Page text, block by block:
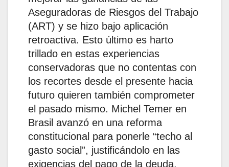
Aseguradoras de Riesgos del Trabajo
(ART) y se hizo bajo aplicación
retroactiva. Esto último es harto
trillado en estas experiencias
conservadoras que no contentas con
los recortes desde el presente hacia
futuro quieren también comprometer
el pasado mismo. Michel Temer en
Brasil avanzó en una reforma
constitucional para ponerle “techo al
gasto social”, justificándolo en las
exigencias del pago de la deuda.